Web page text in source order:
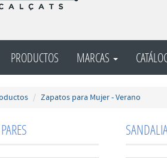
PRODUCTOS MARCAS
Zapatos para Mujer - Verano